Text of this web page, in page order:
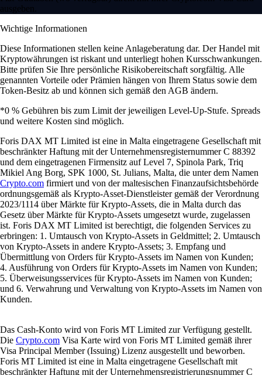
ausgeben.
Wichtige Informationen
Diese Informationen stellen keine Anlageberatung dar. Der Handel mit
Kryptowährungen ist riskant und unterliegt hohen Kursschwankungen.
Bitte prüfen Sie Ihre persönliche Risikobereitschaft sorgfältig. Alle
genannten Vorteile oder Prämien hängen von Ihrem Status sowie dem
Token-Besitz ab und können sich gemäß den AGB ändern.
*0 % Gebühren bis zum Limit der jeweiligen Level-Up-Stufe. Spreads
und weitere Kosten sind möglich.
Foris DAX MT Limited ist eine in Malta eingetragene Gesellschaft mit
beschränkter Haftung mit der Unternehmensregisternummer C 88392
und dem eingetragenen Firmensitz auf Level 7, Spinola Park, Triq
Mikiel Ang Borg, SPK 1000, St. Julians, Malta, die unter dem Namen
Crypto.com firmiert und von der maltesischen Finanzaufsichtsbehörde
ordnungsgemäß als Krypto-Asset-Dienstleister gemäß der Verordnung
2023/1114 über Märkte für Krypto-Assets, die in Malta durch das
Gesetz über Märkte für Krypto-Assets umgesetzt wurde, zugelassen
ist. Foris DAX MT Limited ist berechtigt, die folgenden Services zu
erbringen: 1. Umtausch von Krypto-Assets in Geldmittel; 2. Umtausch
von Krypto-Assets in andere Krypto-Assets; 3. Empfang und
Übermittlung von Orders für Krypto-Assets im Namen von Kunden;
4. Ausführung von Orders für Krypto-Assets im Namen von Kunden;
5. Überweisungsservices für Krypto-Assets im Namen von Kunden;
und 6. Verwahrung und Verwaltung von Krypto-Assets im Namen von
Kunden.
Das Cash-Konto wird von Foris MT Limited zur Verfügung gestellt.
Die Crypto.com Visa Karte wird von Foris MT Limited gemäß ihrer
Visa Principal Member (Issuing) Lizenz ausgestellt und beworben.
Foris MT Limited ist eine in Malta eingetragene Gesellschaft mit
beschränkter Haftung mit der Unternehmensregistrierungsnummer C